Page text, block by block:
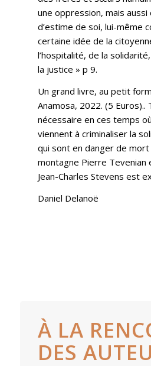
une oppression, mais aussi
d’estime de soi, lui-même
certaine idée de la
l’hospitalité, de la
la justice » p 9.
Un grand livre, au petit
Anamosa, 2022. (5 Euros)..
nécessaire en ces temps
viennent à criminaliser la
qui sont en danger de
montagne Pierre Tevenian
Jean-Charles Stevens est
Daniel Delanoë
À LA
DES